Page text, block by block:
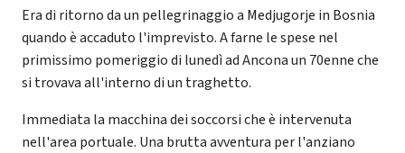
Era di ritorno da un pellegrinaggio a Medjugorje in Bosnia
quando è accaduto l'imprevisto. A farne le spese nel
primissimo pomeriggio di lunedì ad Ancona un 70enne che
si trovava all'interno di un traghetto.
Immediata la macchina dei soccorsi che è intervenuta
nell'area portuale. Una brutta avventura per l'anziano